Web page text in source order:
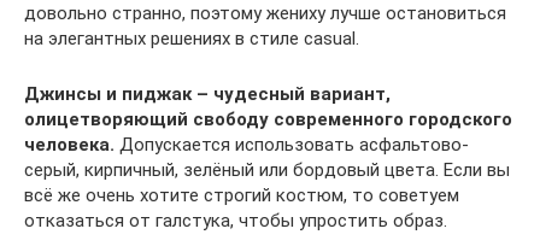
довольно странно, поэтому жениху лучше остановиться
на элегантных решениях в стиле casual.
Джинсы и пиджак – чудесный вариант,
олицетворяющий свободу современного городского
человека. Допускается использовать асфальтово-
серый, кирпичный, зелёный или бордовый цвета. Если вы
всё же очень хотите строгий костюм, то советуем
отказаться от галстука, чтобы упростить образ.